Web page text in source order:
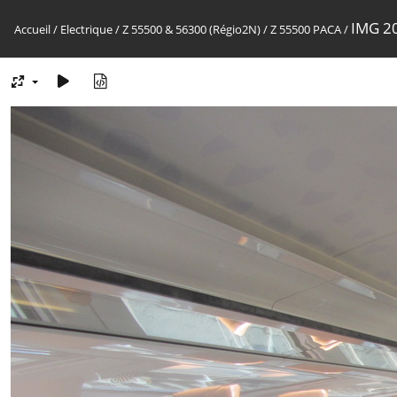
Accueil/ Electrique/Z 55500 & 56300 (Régio2N)/Z 55500 PACA/ IMG